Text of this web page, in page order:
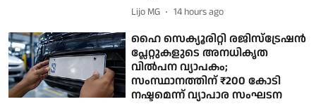
Lijo MG 14 hours ago
ഹൈ സെക്യൂരിറ്റി രജിസ്‌ട്രേഷന്‍
പ്ലേറ്റുകളുടെ അനധികൃത
വില്‍പന വ്യാപകം;
സംസ്ഥാനത്തിന് ₹200 കോടി
നഷ്ടമെന്ന് വ്യാപാര സംഘടന